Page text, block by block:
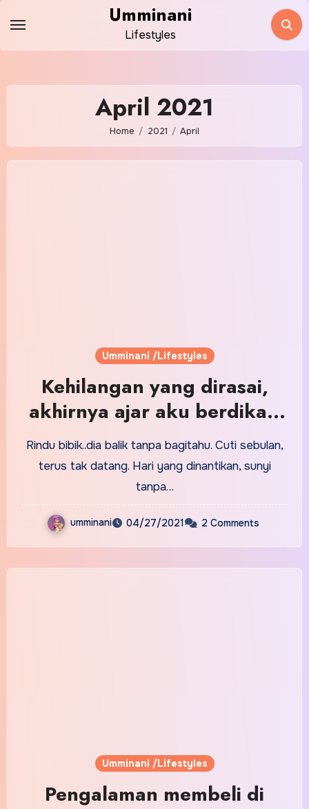
content
Umminani
Lifestyles
April 2021
Home 2021 April
Umminani /Lifestyles
Kehilangan yang dirasai,
akhirnya ajar aku berdikari
dan redha
Rindu bibik..dia balik tanpa bagitahu. Cuti sebulan,
terus tak datang. Hari yang dinantikan, sunyi
tanpa…
umminani 04/27/2021 2 Comments
Umminani /Lifestyles
Pengalaman membeli di